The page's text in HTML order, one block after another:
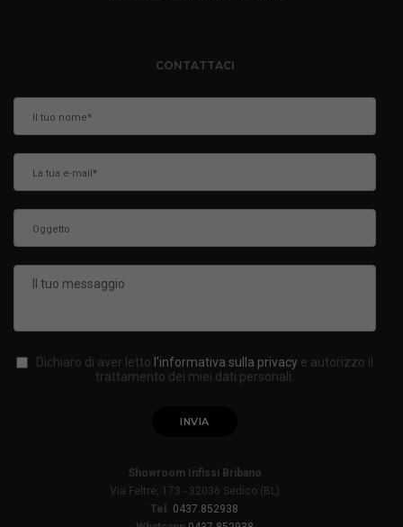
CONTATTACI
Dichiaro di aver letto l'informativa sulla privacy e autorizzo il
trattamento dei miei dati personali.
Showroom Infissi Bribano
Via Feltre, 173 - 32036 Sedico (BL)
Tel. 0437.852938